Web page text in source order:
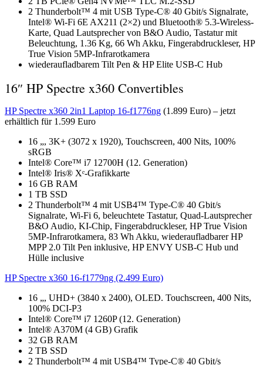
2 Thunderbolt™ 4 mit USB Type-C® 40 Gbit/s Signalrate,
Intel® Wi-Fi 6E AX211 (2×2) und Bluetooth® 5.3-Wireless-
Karte, Quad Lautsprecher von B&O Audio, Tastatur mit
Beleuchtung, 1.36 Kg, 66 Wh Akku, Fingerabdruckleser, HP
True Vision 5MP-Infrarotkamera
wiederaufladbarem Tilt Pen & HP Elite USB-C Hub
16″ HP Spectre x360 Convertibles
HP Spectre x360 2in1 Laptop 16-f1776ng (1.899 Euro) – jetzt
erhältlich für 1.599 Euro
16 „, 3K+ (3072 x 1920), Touchscreen, 400 Nits, 100%
sRGB
Intel® Core™ i7 12700H (12. Generation)
Intel® Iris® Xᵉ-Grafikkarte
16 GB RAM
1 TB SSD
2 Thunderbolt™ 4 mit USB4™ Type-C® 40 Gbit/s
Signalrate, Wi-Fi 6, beleuchtete Tastatur, Quad-Lautsprecher
B&O Audio, KI-Chip, Fingerabdruckleser, HP True Vision
5MP-Infrarotkamera, 83 Wh Akku, wiederaufladbarer HP
MPP 2.0 Tilt Pen inklusive, HP ENVY USB-C Hub und
Hülle inclusive
HP Spectre x360 16-f1779ng (2.499 Euro)
16 „, UHD+ (3840 x 2400), OLED. Touchscreen, 400 Nits,
100% DCI-P3
Intel® Core™ i7 1260P (12. Generation)
Intel® A370M (4 GB) Grafik
32 GB RAM
2 TB SSD
2 Thunderbolt™ 4 mit USB4™ Type-C® 40 Gbit/s